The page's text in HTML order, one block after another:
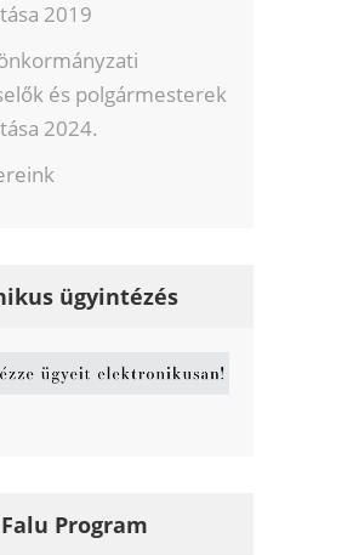
2019
és polgármesterek
2024.
ügyintézés
Program